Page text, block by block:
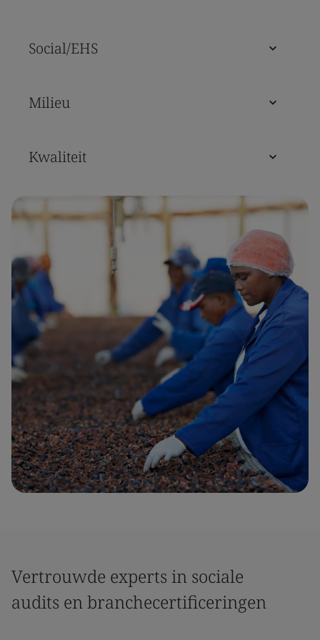
Social/EHS
Milieu
Kwaliteit
Vertrouwde experts in sociale
audits en branchecertificeringen